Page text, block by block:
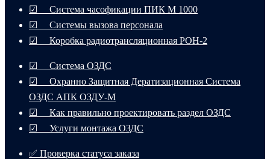
☑ Система часофикации ПИК М 1000
☑ Системы вызова персонала
☑ Коробка радиотрансляционная РОН-2
☑ Система ОЗДС
☑ Охранно Защитная Дератизационная Система
ОЗДС АПК ОЗДУ-М
☑ Как правильно проектировать раздел ОЗДС
☑ Услуги монтажа ОЗДС
✅ Проверка статуса заказа